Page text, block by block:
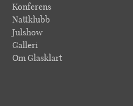
Konferens
Nattklubb
Julshow
Galleri
Om Glasklart